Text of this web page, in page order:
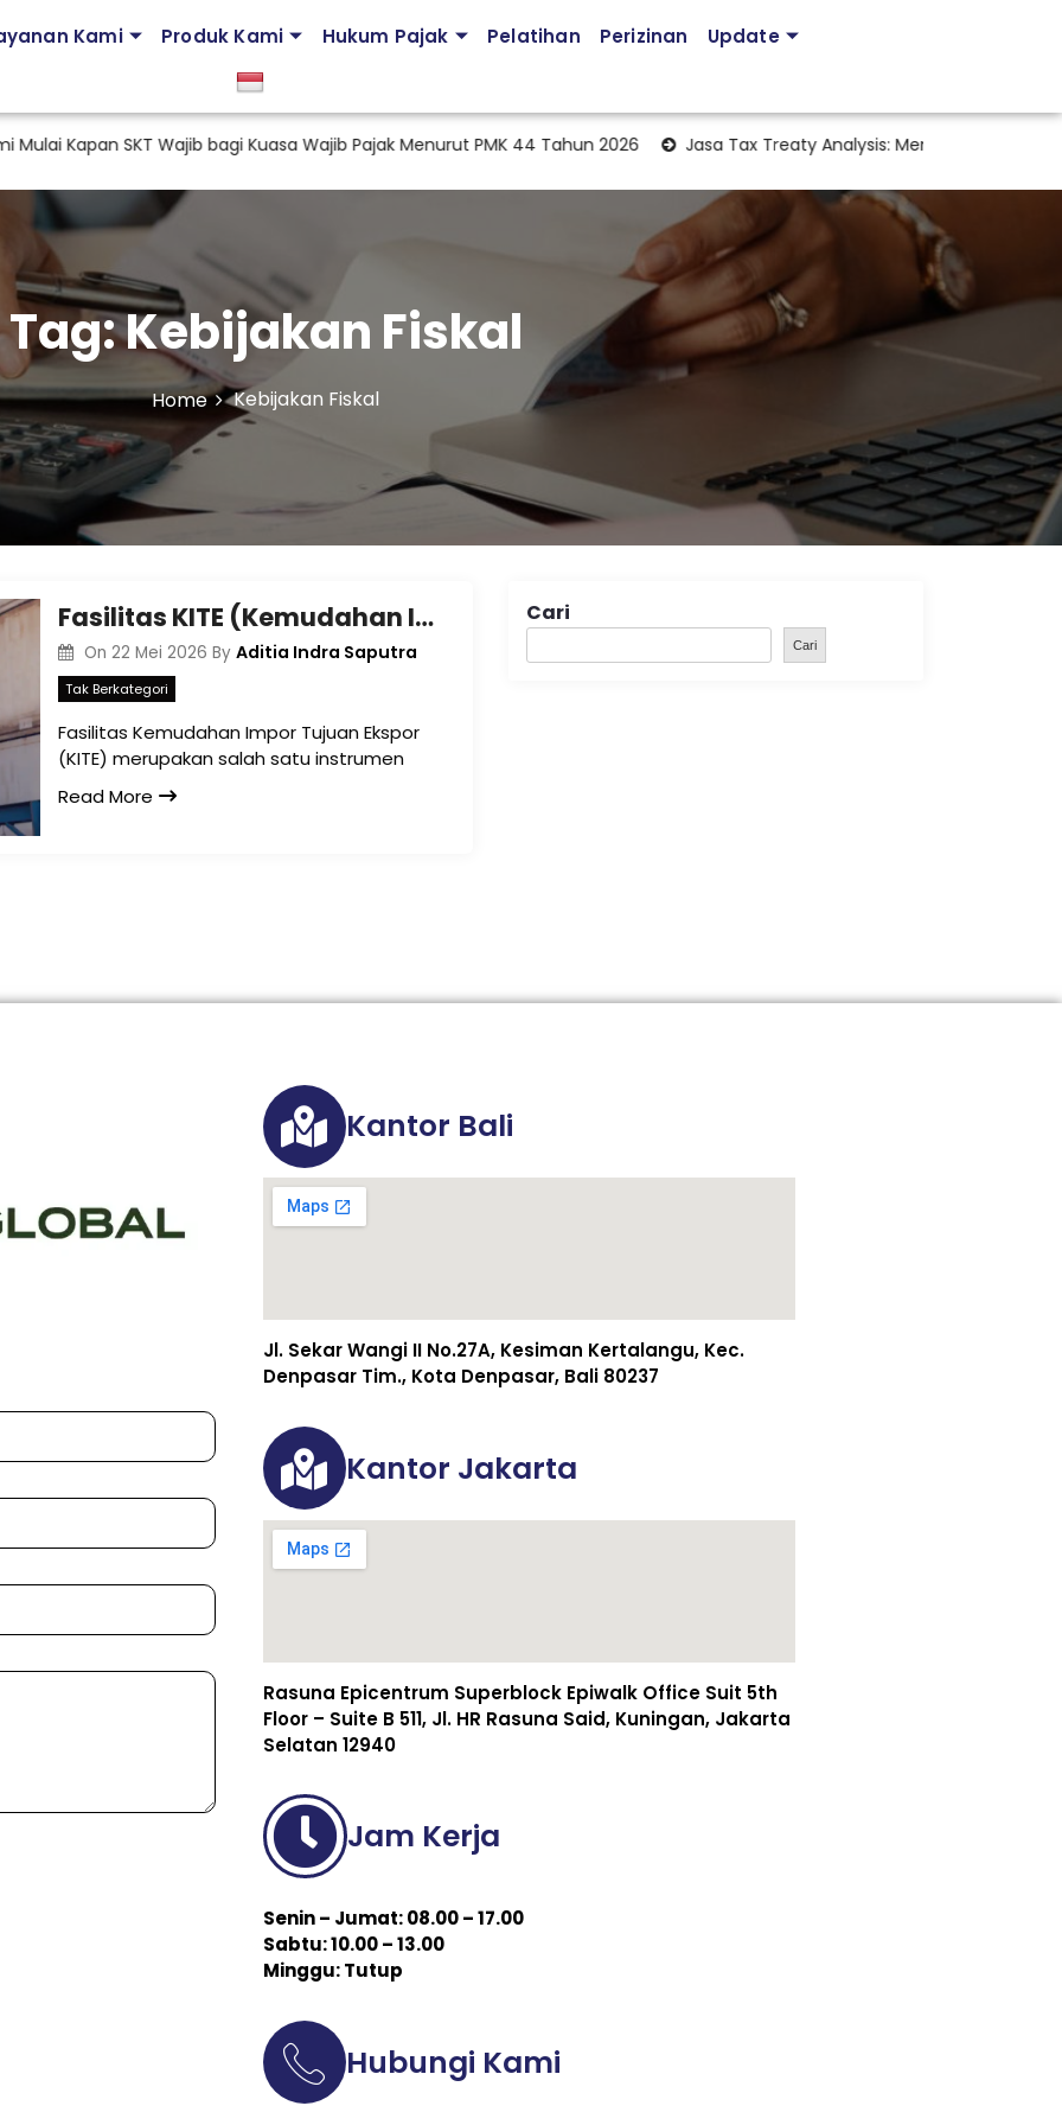
Kami Produk Kami Hukum Pajak Pelatihan Perizinan Update
Kapan SKT Wajib bagi Kuasa Wajib Pajak Menurut PMK 44 Tahun 2026 Jasa Tax Treaty Analysis: Memaksimalkan
Tag:Kebijakan Fiskal
Home Kebijakan Fiskal
Fasilitas KITE (Kemudahan Impor Tujuan Ekspor dan )
On 22 Mei 2026 By Aditia Indra Saputra
Tak Berkategori
Fasilitas Kemudahan Impor Tujuan Ekspor
(KITE) merupakan salah satu instrumen
Read More
Cari
Cari
Kantor Bali
Jl. Sekar Wangi II No.27A, Kesiman Kertalangu, Kec.
Denpasar Tim., Kota Denpasar, Bali 80237
Kantor Jakarta
Rasuna Epicentrum Superblock Epiwalk Office Suit 5th
Floor – Suite B 511, Jl. HR Rasuna Said, Kuningan, Jakarta
Selatan 12940
Jam Kerja
Senin – Jumat: 08.00 – 17.00
Sabtu: 10.00 – 13.00
Minggu: Tutup
Hubungi Kami